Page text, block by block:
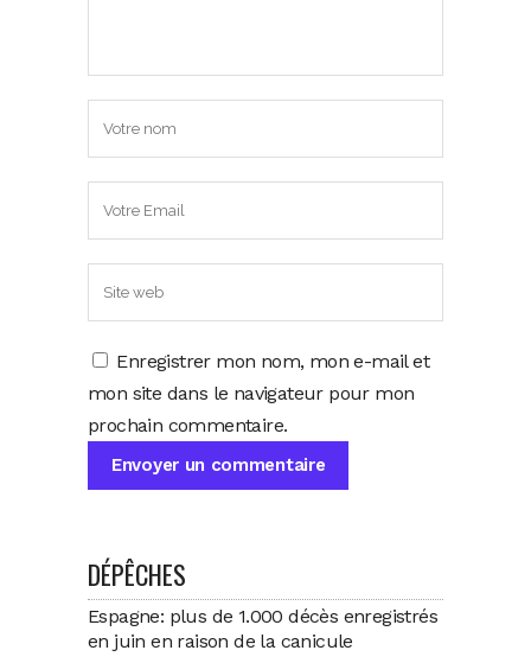
Enregistrer mon nom, mon e-mail et
mon site dans le navigateur pour mon
prochain commentaire.
DÉPÊCHES
Espagne: plus de 1.000 décès enregistrés
en juin en raison de la canicule